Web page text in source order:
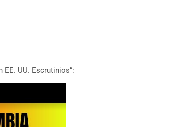
EE. UU. Escrutinios”: